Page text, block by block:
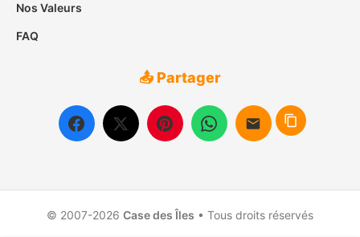
Nos Valeurs
FAQ
📤 Partager
© 2007-2026 Case des Îles • Tous droits réservés